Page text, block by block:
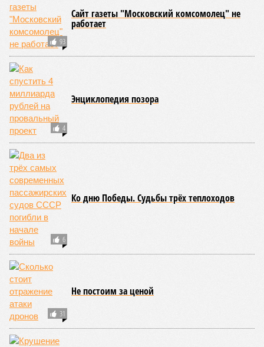
93
Сайт газеты "Московский комсомолец" не
работает
4
Энциклопедия позора
6
Ко дню Победы. Судьбы трёх теплоходов
31
Не постоим за ценой